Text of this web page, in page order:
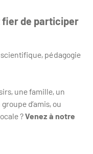
fier de participer
pédagogie
une famille, un
d’amis, ou
?Venez à notre